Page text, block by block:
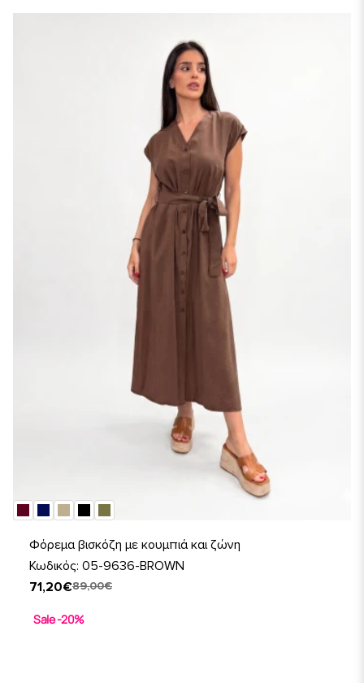
Φόρεμα βισκόζη με κουμπιά και ζώνη
Κωδικός: 05-9636-BROWN
71,20€89,00€
Sale -20%